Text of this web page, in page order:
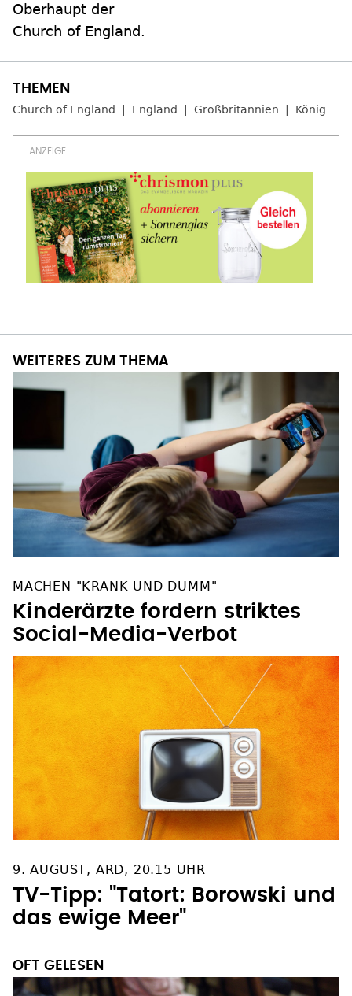
Oberhaupt der
Church of England.
Church of England England Großbritannien König
WEITERES ZUM THEMA
MACHEN "KRANK UND DUMM"
Kinderärzte fordern striktes
Social-Media-Verbot
9. AUGUST, ARD, 20.15 UHR
TV-Tipp: "Tatort: Borowski und
das ewige Meer"
OFT GELESEN